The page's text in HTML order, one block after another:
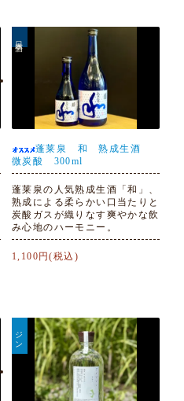
蓬莱泉 和 熟成生酒
微炭酸 300ml
蓬莱泉の人気熟成生酒「和」、
熟成による柔らかい口当たりと
炭酸ガスが織りなす爽やかな飲
み心地のハーモニー。
1,100円(税込)
ジン